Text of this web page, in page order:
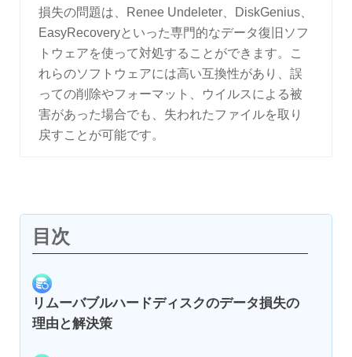
損失の問題は、Renee Undeleter、DiskGenius、
EasyRecoveryといった専門的なデータ復旧ソフ
トウェアを使って対処することができます。こ
れらのソフトウェアには高い互換性があり、誤
っての削除やフォーマット、ウイルスによる被
害があった場合でも、失われたファイルを取り
戻すことが可能です。
目次
リムーバブルハードディスクのデータ損失の
理由と解決策